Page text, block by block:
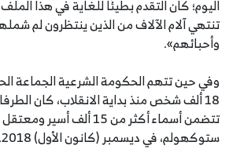
اليوم؛ كان التقدم بطيئًا للغاية في هذا
تنتهي آلام الآلاف من الذين ينتظرون لم
وأحبائهم».
وفي حين تتهم الحكومة الشرعية الجماعة
18 ألف شخص منذ بداية الانقلاب، كان
تتضمن أسماء أكثر من 15 ألف
ستوكهولم، في ديسمبر (كانون الأول) 2018.